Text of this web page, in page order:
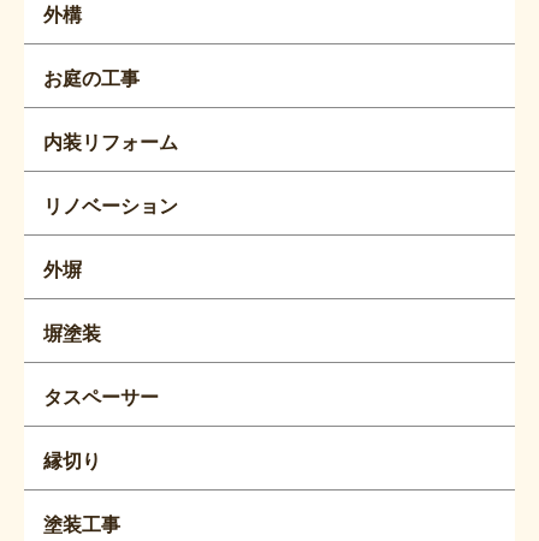
外構
お庭の工事
内装リフォーム
リノベーション
外塀
塀塗装
タスペーサー
縁切り
塗装工事